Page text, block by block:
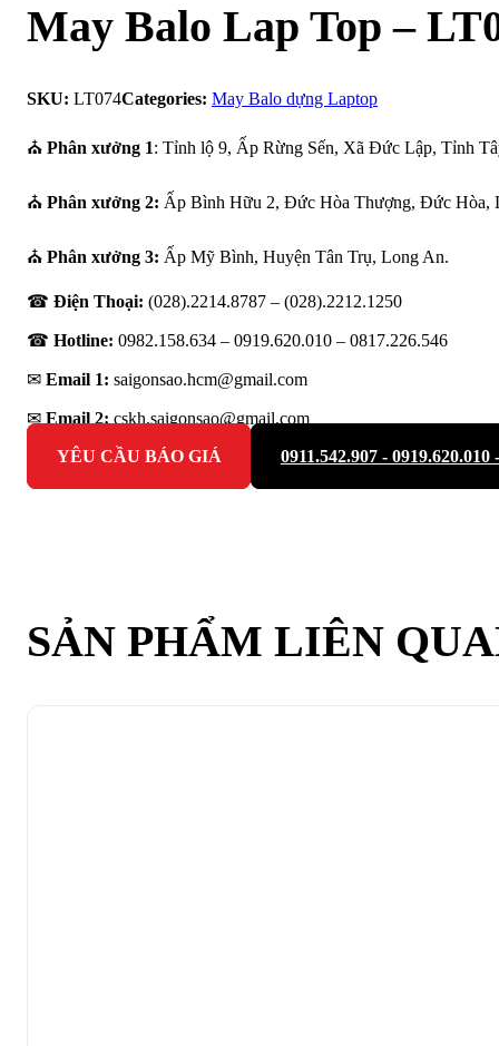
May Balo Lap Top –
SKU: LT074Categories: May Balo dựng Laptop
⛪ Phân xưởng 1: Tỉnh lộ 9, Ấp Rừng Sến, Xã Đức Lập, Tỉnh
⛪ Phân xưởng 2: Ấp Bình Hữu 2, Đức Hòa Thượng, Đức Hòa,
⛪ Phân xưởng 3: Ấp Mỹ Bình, Huyện Tân Trụ, Long An.
☎ Điện Thoại: (028).2214.8787 – (028).2212.1250
☎ Hotline: 0982.158.634 – 0919.620.010 – 0817.226.546
✉ Email 1: saigonsao.hcm@gmail.com
✉ Email 2: cskh.saigonsao@gmail.com
YÊU CẦU BÁO GIÁ
0911.542.907 - 0919.620.010
SẢN PHẨM LIÊN